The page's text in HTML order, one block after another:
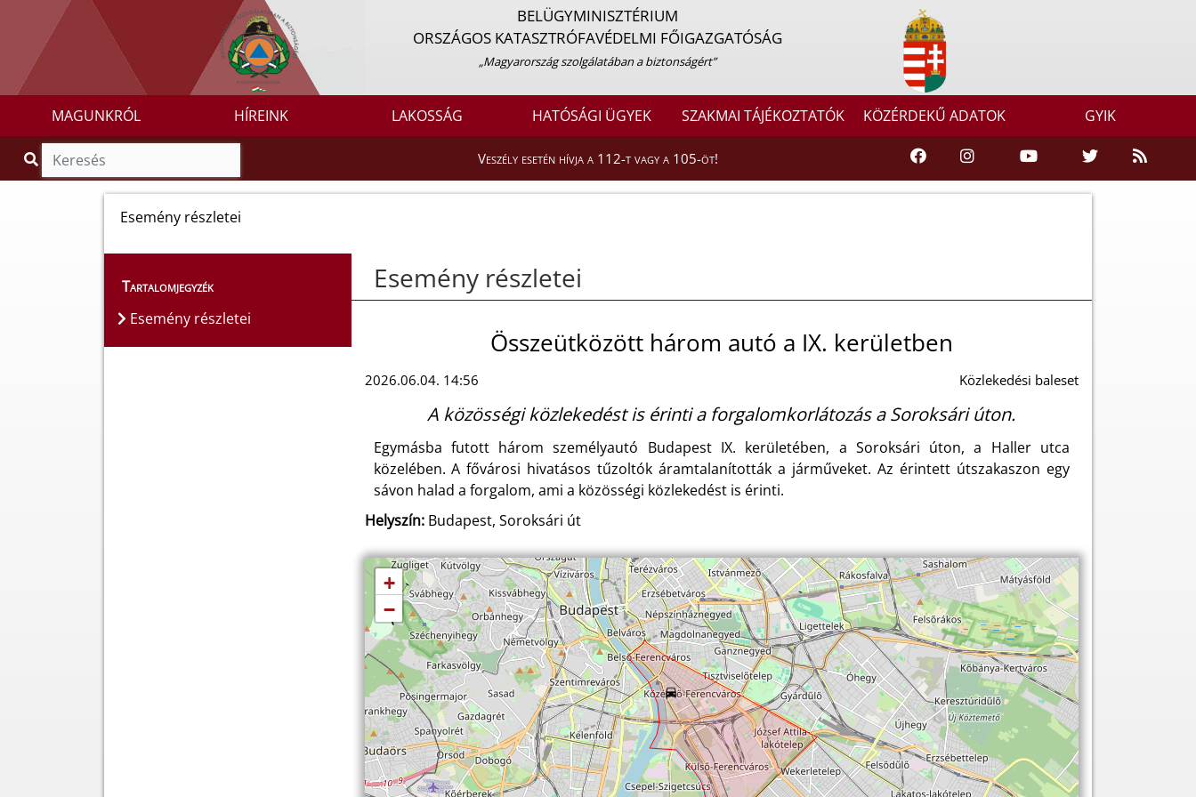
BELÜGYMINISZTÉRIUM
ORSZÁGOS KATASZTRÓFAVÉDELMI FŐIGAZGATÓSÁG
„Magyarország szolgálatában a biztonságért”
MAGUNKRÓL HÍREINK LAKOSSÁG HATÓSÁGI ÜGYEK SZAKMAI TÁJÉKOZTATÓK KÖZÉRDEKŰ ADATOK GYIK
Veszély esetén hívja a 112-t vagy a 105-öt!
Esemény részletei
Tartalomjegyzék
Esemény részletei
Esemény részletei
Összeütközött három autó a IX. kerületben
2026.06.04. 14:56 Közlekedési baleset
A közösségi közlekedést is érinti a forgalomkorlátozás a Soroksári úton.
Egymásba futott három személyautó Budapest IX. kerületében, a Soroksári úton, a Haller utca
közelében. A fővárosi hivatásos tűzoltók áramtalanították a járműveket. Az érintett útszakaszon egy
sávon halad a forgalom, ami a közösségi közlekedést is érinti.
Helyszín:Budapest, Soroksári út
+
−